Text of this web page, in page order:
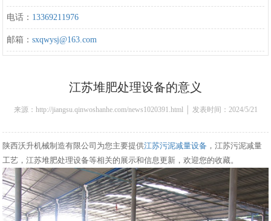
电话： 13369211976
邮箱：sxqwysj@163.com
江苏堆肥处理设备的意义
来源：http://jiangsu.qinwoshanhe.com/news1020391.html │ 发表时间：2024/5/21
陕西沃升机械制造有限公司为您主要提供江苏污泥减量设备 ，江苏污泥减量
工艺，江苏堆肥处理设备等相关的展示和信息更新，欢迎您的收藏。